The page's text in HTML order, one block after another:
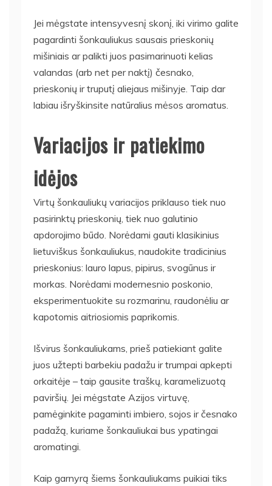
Jei mėgstate intensyvesnį skonį, iki virimo galite
pagardinti šonkauliukus sausais prieskonių
mišiniais ar palikti juos pasimarinuoti kelias
valandas (arb net per naktį) česnako,
prieskonių ir truputį aliejaus mišinyje. Taip dar
labiau išryškinsite natūralius mėsos aromatus.
Variacijos ir patiekimo
idėjos
Virtų šonkauliukų variacijos priklauso tiek nuo
pasirinktų prieskonių, tiek nuo galutinio
apdorojimo būdo. Norėdami gauti klasikinius
lietuviškus šonkauliukus, naudokite tradicinius
prieskonius: lauro lapus, pipirus, svogūnus ir
morkas. Norėdami modernesnio poskonio,
eksperimentuokite su rozmarinu, raudonėliu ar
kapotomis aitriosiomis paprikomis.
Išvirus šonkauliukams, prieš patiekiant galite
juos užtepti barbekiu padažu ir trumpai apkepti
orkaitėje – taip gausite traškų, karamelizuotą
paviršių. Jei mėgstate Azijos virtuvę,
pamėginkite pagaminti imbiero, sojos ir česnako
padažą, kuriame šonkauliukai bus ypatingai
aromatingi.
Kaip garnyrą šiems šonkauliukams puikiai tiks